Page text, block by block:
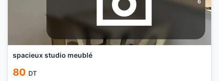
6
spacieux studio meublé
80 DT